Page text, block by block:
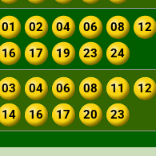
01 02 04 06 08 12
16
17 19 23 24
03 04 06 08 11 12
14
16 17 20 23